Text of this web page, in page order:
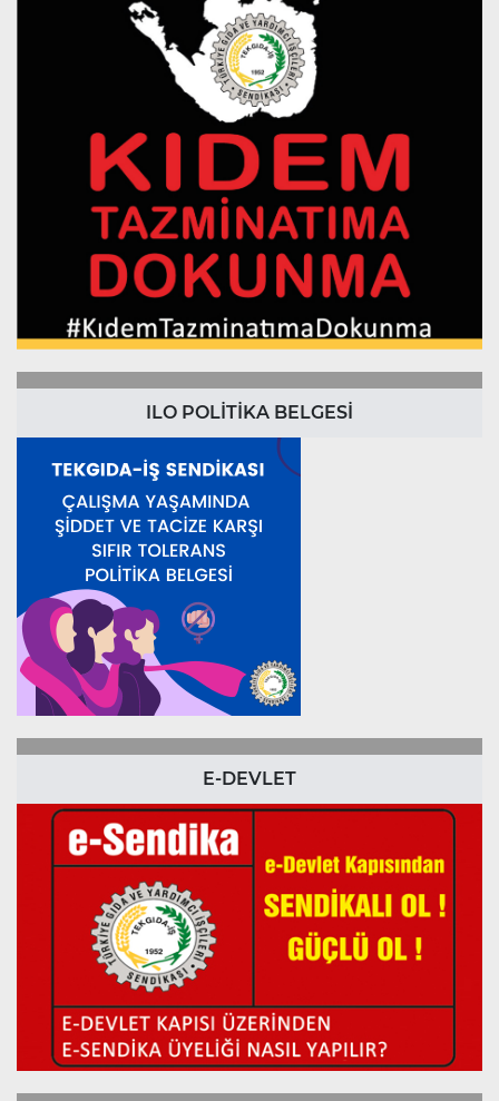
ILO POLİTİKA BELGESİ
E-DEVLET